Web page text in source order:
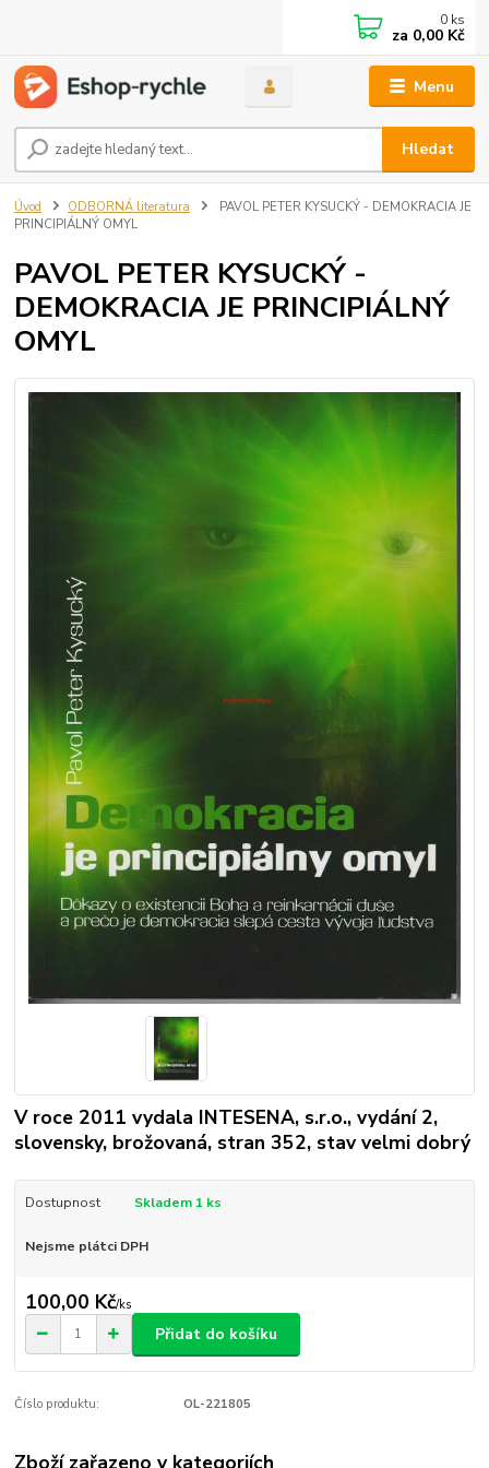
Menu
Hledat
0 ks
za 0,00 Kč
Úvod ODBORNÁ literatura
PAVOL PETER KYSUCKÝ - DEMOKRACIA JE
PRINCIPIÁLNÝ OMYL
PAVOL PETER KYSUCKÝ -
DEMOKRACIA JE PRINCIPIÁLNÝ
OMYL
V roce 2011 vydala INTESENA, s.r.o., vydání 2,
slovensky, brožovaná, stran 352, stav velmi dobrý
Dostupnost Skladem 1 ks
Nejsme plátci DPH
100,00 Kč/ks
Přidat do košíku
Číslo produktu: OL-221805